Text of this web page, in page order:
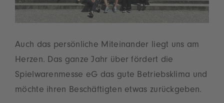
Auch das persönliche Miteinander liegt uns am
Herzen. Das ganze Jahr über fördert die
Spielwarenmesse eG das gute Betriebsklima und
möchte ihren Beschäftigten etwas zurückgeben.